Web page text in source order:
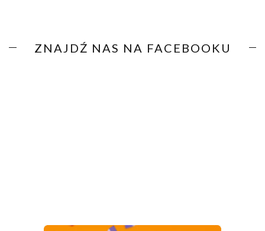
ZNAJDŹ NAS NA FACEBOOKU